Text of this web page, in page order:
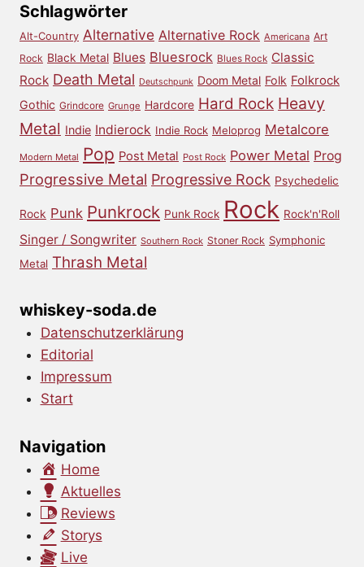
Schlagwörter
Alt-Country Alternative Alternative Rock Americana Art
Rock Black Metal Blues Bluesrock Blues Rock Classic
Rock Death Metal Deutschpunk Doom Metal Folk Folkrock
Gothic Grindcore Grunge Hardcore Hard Rock Heavy
Metal Indie Indierock Indie Rock Meloprog Metalcore
Modern Metal Pop Post Metal Post Rock Power Metal Prog
Progressive Metal Progressive Rock Psychedelic
Rock Punk Punkrock Punk Rock Rock Rock'n'Roll
Singer / Songwriter Southern Rock Stoner Rock Symphonic
Metal Thrash Metal
whiskey-soda.de
Datenschutzerklärung
Editorial
Impressum
Start
Navigation
Home
Aktuelles
Reviews
Storys
Live